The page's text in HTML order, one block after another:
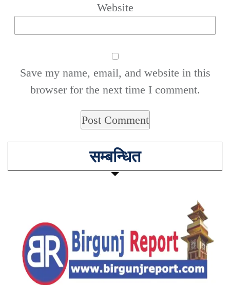
Website
Save my name, email, and website in this
browser for the next time I comment.
सम्बन्धित